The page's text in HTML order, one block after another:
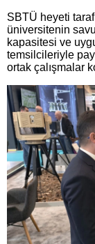
SBTÜ heyeti
üniversitenin
kapasitesi ve
temsilcileriyle
ortak çalışmalar